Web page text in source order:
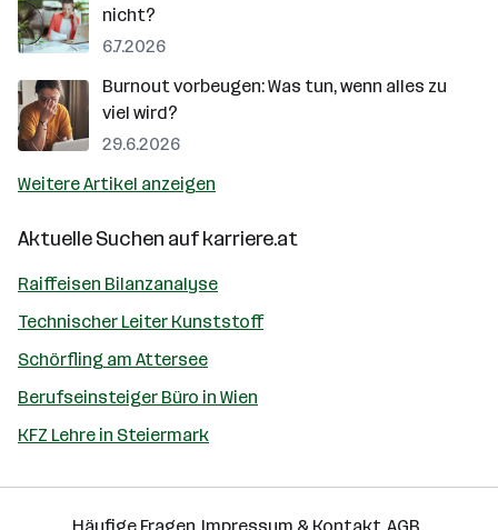
nicht?
6.7.2026
Burnout vorbeugen: Was tun, wenn alles zu
viel wird?
29.6.2026
Weitere Artikel anzeigen
Aktuelle Suchen aufkarriere.at
Raiffeisen Bilanzanalyse
Technischer Leiter Kunststoff
Schörfling am Attersee
Berufseinsteiger Büro in Wien
KFZ Lehre in Steiermark